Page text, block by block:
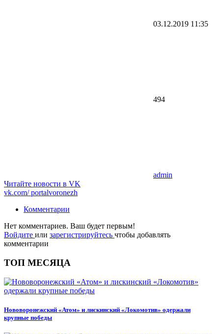
03.12.2019 11:35
494
admin
Читайте новости в VK
vk.com/portalvoronezh
Комментарии
Нет комментариев. Ваш будет первым!
Войдите или зарегистрируйтесь чтобы добавлять
комментарии
ТОП МЕСЯЦА
Нововоронежский «Атом» и лискинский «Локомотив» одержали
крупные победы